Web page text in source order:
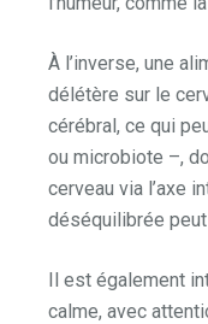
À l’inverse, une
délétère sur le
cérébral, ce qui
ou microbiote –,
cerveau via l’axe
déséquilibrée
Il est également
calme, avec